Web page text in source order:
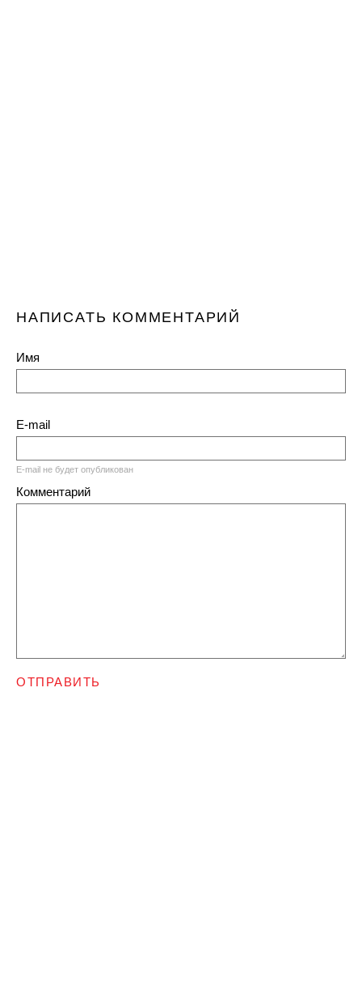
НАПИСАТЬ КОММЕНТАРИЙ
Имя
E-mail
E-mail не будет опубликован
Комментарий
ОТПРАВИТЬ